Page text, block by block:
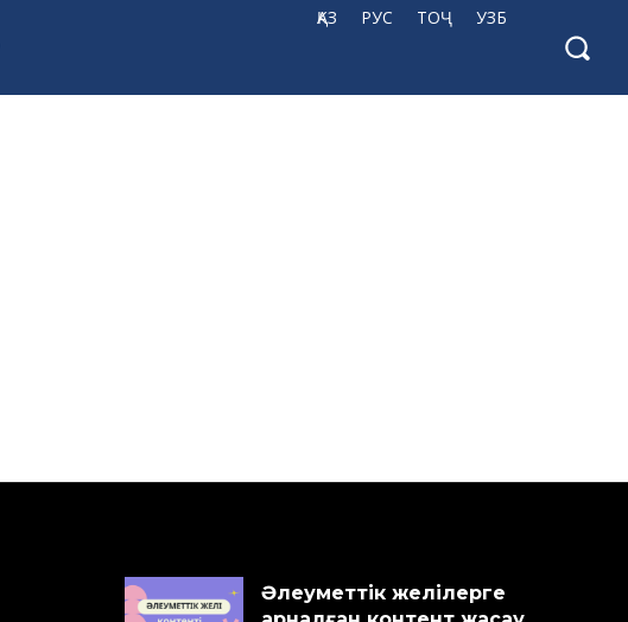
ҚАЗ РУС ТОҶ УЗБ
Әлеуметтік желілерге